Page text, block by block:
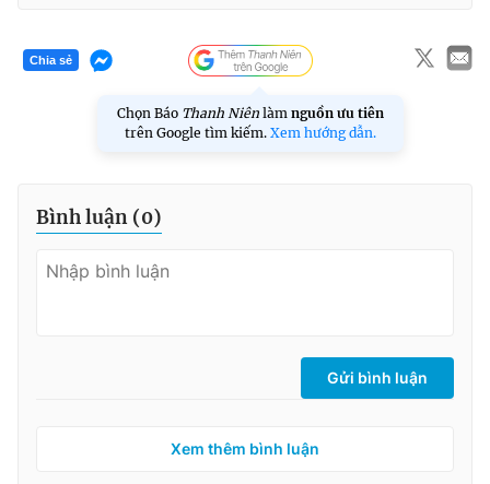
Chia sẻ
Chọn Báo Thanh Niên làm nguồn ưu tiên
trên Google tìm kiếm. Xem hướng dẫn.
Bình luận (0)
Gửi bình luận
Xem thêm bình luận